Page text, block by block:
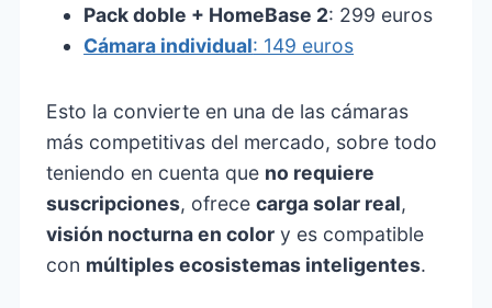
Pack doble + HomeBase 2: 299 euros
Cámara individual: 149 euros
Esto la convierte en una de las cámaras
más competitivas del mercado, sobre todo
teniendo en cuenta que no requiere
suscripciones, ofrececarga solar real,
visión nocturna en color y es compatible
con múltiples ecosistemas inteligentes.